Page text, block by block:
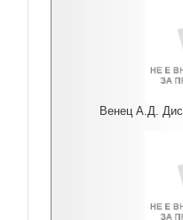
Венец А.Д.